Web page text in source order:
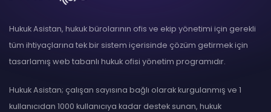
Hukuk Asistan, hukuk bürolarının ofis ve ekip yönetimi için gerekli
tüm ihtiyaçlarına tek bir sistem içerisinde çözüm getirmek için
tasarlamış web tabanlı hukuk ofisi yönetim programıdır.
Hukuk Asistan; çalışan sayısına bağlı olarak kurgulanmış ve 1
kullanıcıdan 1000 kullanıcıya kadar destek sunan, hukuk